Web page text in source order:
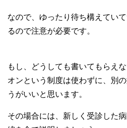
なので、ゆったり待ち構えてい
るので注意が必要です。
もし、どうしても書いてもらえ
オンという制度は使わずに、別
うがいいと思います。
その場合には、新しく受診した